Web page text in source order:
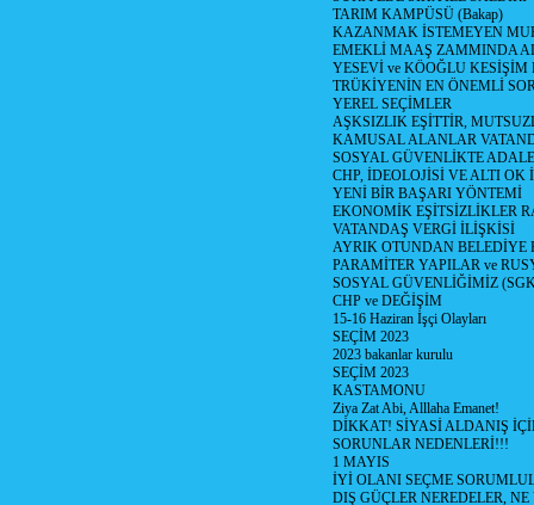
TARIM KAMPÜSÜ (Bakap)
KAZANMAK İSTEMEYEN
EMEKLİ MAAŞ ZAMMINDA
YESEVİ ve KÖOĞLU
TRÜKİYENİN EN ÖNEMLİ
YEREL SEÇİMLER
AŞKSIZLIK EŞİTTİR,
KAMUSAL ALANLAR
SOSYAL GÜVENLİKTE
CHP, İDEOLOJİSİ VE ALTI OK
YENİ BİR BAŞARI YÖNTEMİ
EKONOMİK EŞİTSİZLİKLER
VATANDAŞ VERGİ İLİŞKİSİ
AYRIK OTUNDAN
PARAMİTER YAPILAR ve
SOSYAL GÜVENLİĞİMİZ
CHP ve DEĞİŞİM
15-16 Haziran İşçi Olayları
SEÇİM 2023
2023 bakanlar kurulu
SEÇİM 2023
KASTAMONU
Ziya Zat Abi, Alllaha Emanet!
DİKKAT! SİYASİ ALDANIŞ
SORUNLAR NEDENLERİ!!!
1 MAYIS
İYİ OLANI SEÇME
DIŞ GÜÇLER NEREDELER,